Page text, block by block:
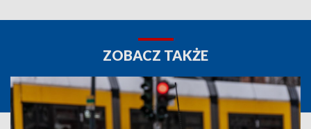
ZOBACZ TAKŻE